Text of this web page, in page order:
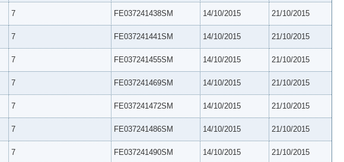
7 FE037241438SM 14/10/2015 21/10/2015
7 FE037241441SM 14/10/2015 21/10/2015
7 FE037241455SM 14/10/2015 21/10/2015
7 FE037241469SM 14/10/2015 21/10/2015
7 FE037241472SM 14/10/2015 21/10/2015
7 FE037241486SM 14/10/2015 21/10/2015
7 FE037241490SM 14/10/2015 21/10/2015